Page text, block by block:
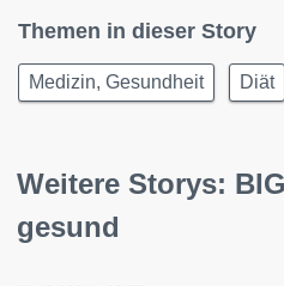
Themen in dieser Story
Medizin, Gesundheit Diät
Weitere Storys:
gesund